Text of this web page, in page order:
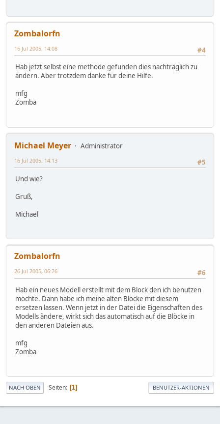
Zombalorfn
#4
16 Jul 2005, 14:08
Hab jetzt selbst eine methode gefunden dies nachträglich zu
ändern. Aber trotzdem danke für deine Hilfe.
mfg
Zomba
Michael Meyer
Administrator
#5
16 Jul 2005, 14:13
Und wie?
Gruß,
Michael
Zombalorfn
#6
26 Jul 2005, 06:26
Hab ein neues Modell erstellt mit dem Block den ich benutzen
möchte. Dann habe ich meine alten Blöcke mit diesem
ersetzen lassen. Wenn jetzt in der Datei die Eigenschaften des
Modells ändere, wirkt sich das automatisch auf die Blöcke in
den anderen Dateien aus.
mfg
Zomba
NACH OBEN Seiten 1 BENUTZER-AKTIONEN